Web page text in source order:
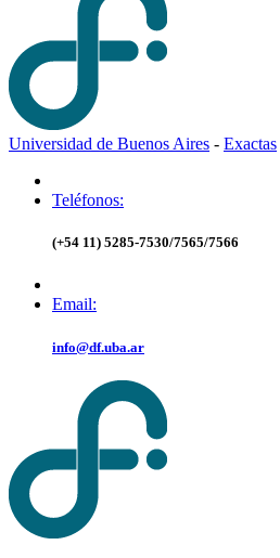
Universidad de Buenos Aires - Exactas
Teléfonos:
(+54 11) 5285-7530/7565/7566
Email:
info@df.uba.ar